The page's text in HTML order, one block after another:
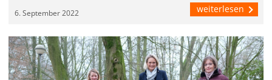
6. September 2022 weiterlesen